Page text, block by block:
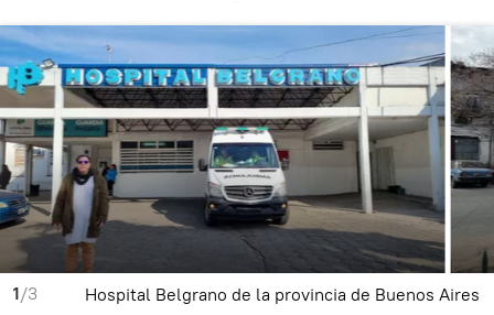
1/3 Hospital Belgrano de la provincia de Buenos Aires